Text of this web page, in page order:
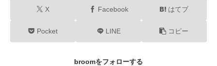
X Facebook はてブ
Pocket LINE コピー
broomをフォローする